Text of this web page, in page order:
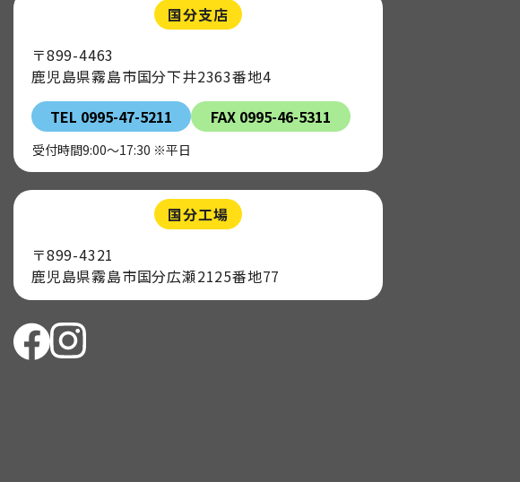
国分支店
〒899-4463
鹿児島県霧島市国分下井2363番地4
TEL 0995-47-5211
受付時間9:00～17:30 ※平日
FAX 0995-46-5311
国分工場
〒899-4321
鹿児島県霧島市国分広瀬2125番地77